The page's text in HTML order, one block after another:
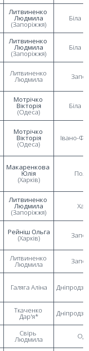
Литвиненко
Людмила
(Запоріжжя)
Біла
Литвиненко
Людмила
(Запоріжжя)
Біла
Литвиненко
Людмила
Мотрічко
Вікторія
(Одеса)
Біла
Мотрічко
Вікторія
(Одеса)
Івано-
Макаренкова
Юлія
(Харків)
Литвиненко
Людмила
(Запоріжжя)
Рейніш Ольга
(Харків)
Литвиненко
Людмила
Галяга Аліна
Ткаченко
Дар'я*
Свірь
Людмила